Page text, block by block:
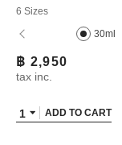
6 Sizes
30ml
฿ 2,950
tax inc.
1 ADD TO CART